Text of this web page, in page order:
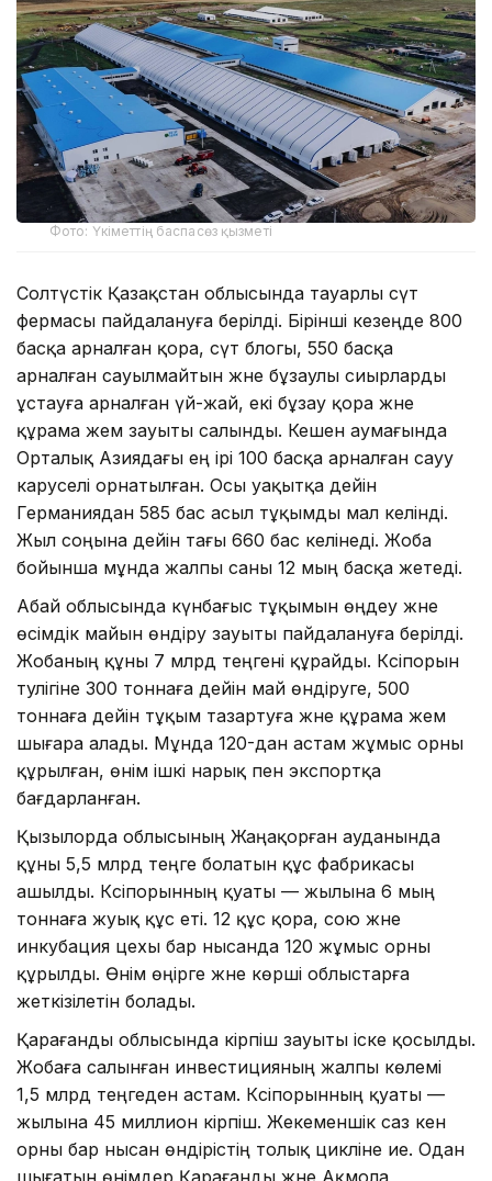
Фото: Үкіметтің баспасөз қызметі
Солтүстік Қазақстан облысында тауарлы сүт
фермасы пайдалануға берілді. Бірінші кезеңде 800
басқа арналған қора, сүт блогы, 550 басқа
арналған сауылмайтын және бұзаулы сиырларды
ұстауға арналған үй-жай, екі бұзау қора және
құрама жем зауыты салынды. Кешен аумағында
Орталық Азиядағы ең ірі 100 басқа арналған сауу
каруселі орнатылған. Осы уақытқа дейін
Германиядан 585 бас асыл тұқымды мал әкелінді.
Жыл соңына дейін тағы 660 бас әкелінеді. Жоба
бойынша мұнда жалпы саны 12 мың басқа жетеді.
Абай облысында күнбағыс тұқымын өңдеу және
өсімдік майын өндіру зауыты пайдалануға берілді.
Жобаның құны 7 млрд теңгені құрайды. Кәсіпорын
тәулігіне 300 тоннаға дейін май өндіруге, 500
тоннаға дейін тұқым тазартуға және құрама жем
шығара алады. Мұнда 120-дан астам жұмыс орны
құрылған, өнім ішкі нарық пен экспортқа
бағдарланған.
Қызылорда облысының Жаңақорған ауданында
құны 5,5 млрд теңге болатын құс фабрикасы
ашылды. Кәсіпорынның қуаты — жылына 6 мың
тоннаға жуық құс еті. 12 құс қора, сою және
инкубация цехы бар нысанда 120 жұмыс орны
құрылды. Өнім өңірге және көрші облыстарға
жеткізілетін болады.
Қарағанды облысында кірпіш зауыты іске қосылды.
Жобаға салынған инвестицияның жалпы көлемі
1,5 млрд теңгеден астам. Кәсіпорынның қуаты —
жылына 45 миллион кірпіш. Жекеменшік саз кен
орны бар нысан өндірістің толық цикліне ие. Одан